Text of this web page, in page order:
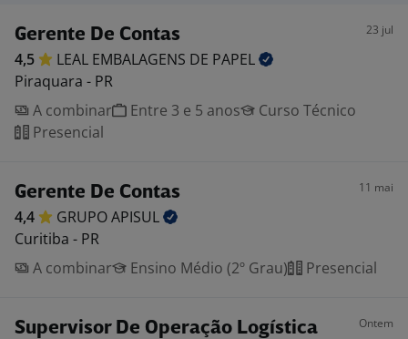
Gerente De Contas 23 jul
4,5 LEAL EMBALAGENS DE PAPEL
Piraquara - PR
A combinar
Entre 3 e 5 anos
Curso Técnico
Presencial
Gerente De Contas 11 mai
4,4 GRUPOAPISUL
Curitiba - PR
A combinar
Ensino Médio (2º Grau) Presencial
Supervisor De Operação Logística Ontem